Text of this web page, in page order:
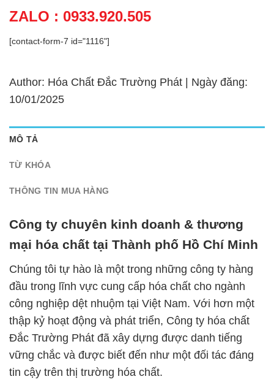
ZALO : 0933.920.505
[contact-form-7 id="1116"]
Author: Hóa Chất Đắc Trường Phát | Ngày đăng:
10/01/2025
MÔ TẢ
TỪ KHÓA
THÔNG TIN MUA HÀNG
Công ty chuyên kinh doanh & thương
mại hóa chất tại Thành phố Hồ Chí Minh
Chúng tôi tự hào là một trong những công ty hàng
đầu trong lĩnh vực cung cấp hóa chất cho ngành
công nghiệp dệt nhuộm tại Việt Nam. Với hơn một
thập kỷ hoạt động và phát triển, Công ty hóa chất
Đắc Trường Phát đã xây dựng được danh tiếng
vững chắc và được biết đến như một đối tác đáng
tin cậy trên thị trường hóa chất.